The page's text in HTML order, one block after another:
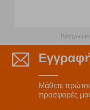
Μάθετε πρώτοι
προσφορές